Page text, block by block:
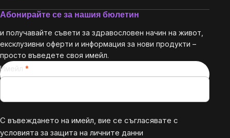
Абонирайте се за нашия бюлетин
и получавайте съвети за здравословен начин на живот,
ексклузивни оферти и информация за нови продукти –
просто въведете своя имейл.
Имейл
С въвеждането на имейл, вие се съгласявате с
условията за защита на личните данни